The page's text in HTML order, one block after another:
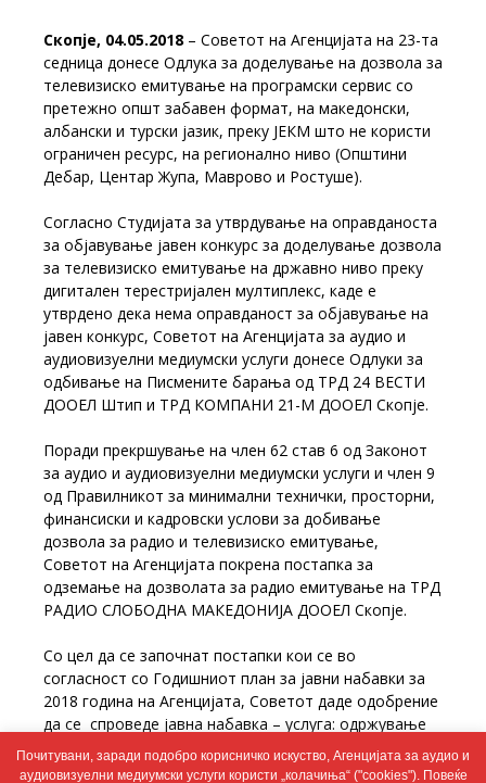
Скопје, 04.05.2018 – Советот на Агенцијата на 23-та
седница донесе Одлука за доделување на дозвола за
телевизиско емитување на програмски сервис со
претежно општ забавен формат, на македонски,
албански и турски јазик, преку ЈЕКМ што не користи
ограничен ресурс, на регионално ниво (Општини
Дебар, Центар Жупа, Маврово и Ростуше).
Согласно Студијата за утврдување на оправданоста
за објавување јавен конкурс за доделување дозвола
за телевизиско емитување на државно ниво преку
дигитален терестријален мултиплекс, каде е
утврдено дека нема оправданост за објавување на
јавен конкурс, Советот на Агенцијата за аудио и
аудиовизуелни медиумски услуги донесе Одлуки за
одбивање на Писмените барања од ТРД 24 ВЕСТИ
ДООЕЛ Штип и ТРД КОМПАНИ 21-М ДООЕЛ Скопје.
Поради прекршување на член 62 став 6 од Законот
за аудио и аудиовизуелни медиумски услуги и член 9
од Правилникот за минимални технички, просторни,
финансиски и кадровски услови за добивање
дозвола за радио и телевизиско емитување,
Советот на Агенцијата покрена постапка за
одземање на дозволата за радио емитување на ТРД
РАДИО СЛОБОДНА МАКЕДОНИЈА ДООЕЛ Скопје.
Со цел да се започнат постапки кои се во
согласност со Годишниот план за јавни набавки за
2018 година на Агенцијата, Советот даде одобрение
да се спроведе јавна набавкa – услуга: одржување
на веб страниците на Агенцијата и две јавни набавки
– стока: пијалаци и потреби за кујна и канцелариски
Почитувани, заради подобро корисничко искуство, Агенцијата за аудио и
аудиовизуелни медиумски услуги користи „колачиња“ ("cookies"). Повеќе